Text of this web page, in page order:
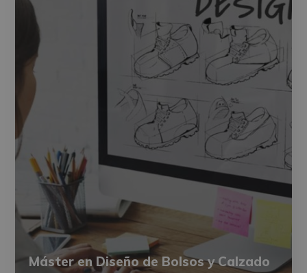
Máster en Diseño de Bolsos y Calzado